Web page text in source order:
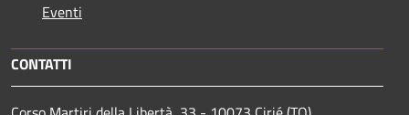
Eventi
CONTATTI